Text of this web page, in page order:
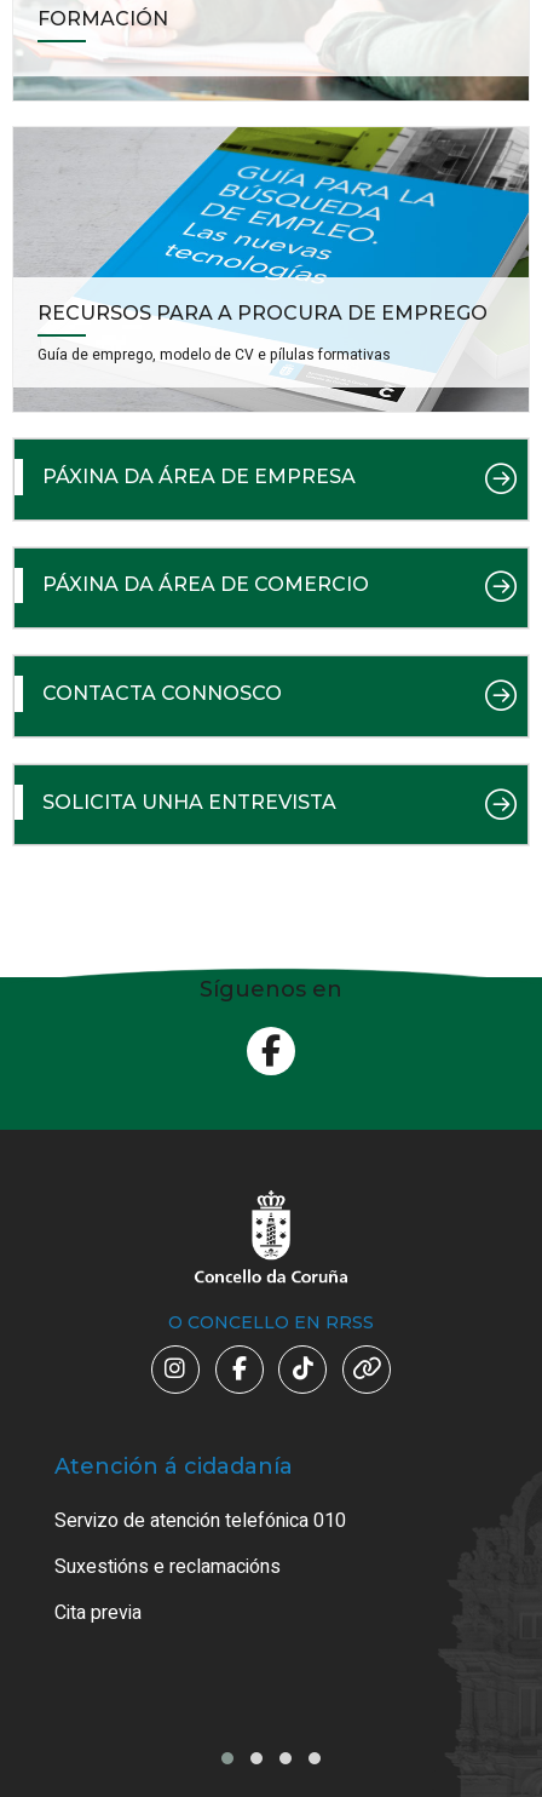
FORMACIÓN
RECURSOS PARA A PROCURA DE EMPREGO
Guía de emprego, modelo de CV e pílulas formativas
PÁXINA DA ÁREA DE EMPRESA
PÁXINA DA ÁREA DE COMERCIO
CONTACTA CONNOSCO
SOLICITA UNHA ENTREVISTA
Síguenos en
O CONCELLO EN RRSS
Atención á cidadanía
Servizo de atención telefónica 010
Suxestións e reclamacións
Cita previa